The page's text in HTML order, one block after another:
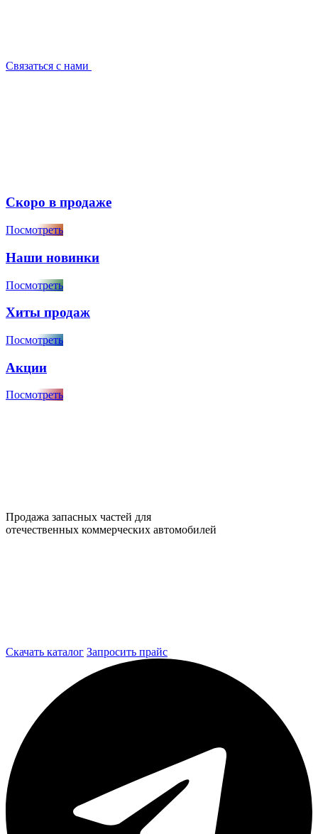
Связаться с нами
Скоро в продаже
Посмотреть
Наши новинки
Посмотреть
Хиты продаж
Посмотреть
Акции
Посмотреть
Продажа запасных частей для
отечественных коммерческих автомобилей
Скачать каталог Запросить прайс